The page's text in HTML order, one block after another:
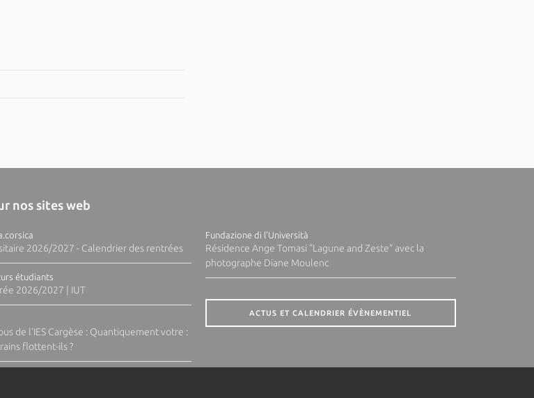
nos sites web
2026/2027 - Calendrier des rentrées
étudiants
2026/2027 | IUT
de l'IES Cargèse : Quantiquement votre :
flottent-ils ?
Fundazione di l'Università
Résidence Ange Tomasi "Lagune and Zeste" avec la
photographe Diane Moulenc
ACTUS ET CALENDRIER ÉVÈNEMENTIEL